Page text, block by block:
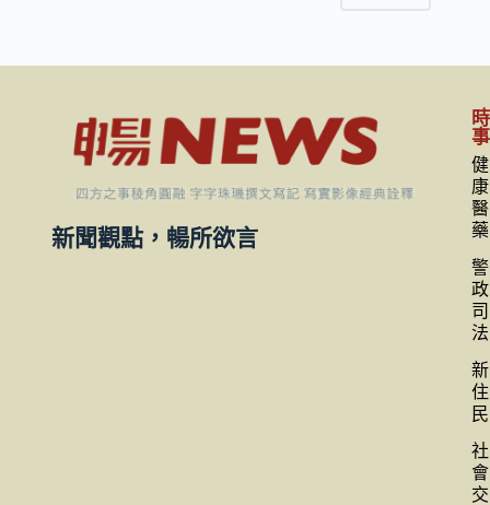
新聞觀點，暢所欲言
時
事
健
康
醫
藥
警
政
司
法
新
住
民
社
會
交